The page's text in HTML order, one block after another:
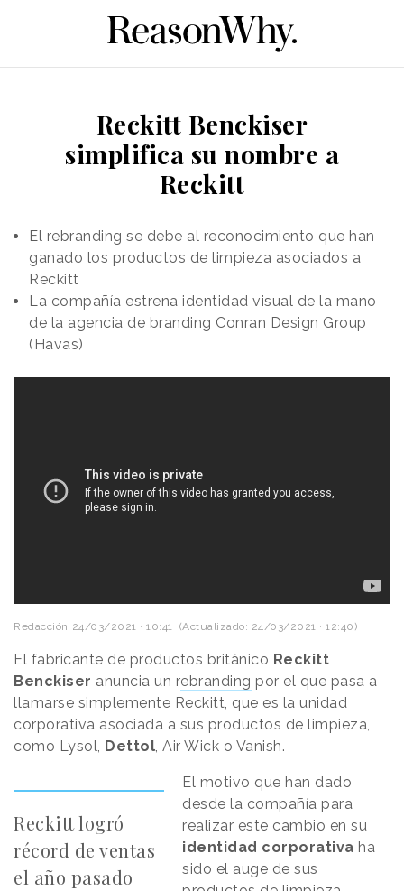
Reckitt Benckiser
simplifica su nombre a
Reckitt
El rebranding se debe al reconocimiento que han
ganado los productos de limpieza asociados a
Reckitt
La compañía estrena identidad visual de la mano
de la agencia de branding Conran Design Group
(Havas)
Redacción 24/03/2021 · 10:41 (Actualizado: 24/03/2021 · 12:40)
El fabricante de productos británico Reckitt
Benckiser anuncia un rebranding por el que pasa a
llamarse simplemente Reckitt, que es la unidad
corporativa asociada a sus productos de limpieza,
como Lysol, Dettol, Air Wick o Vanish.
Reckitt logró
récord de ventas
el año pasado
El motivo que han dado
desde la compañía para
realizar este cambio en su
identidad corporativa ha
sido el auge de sus